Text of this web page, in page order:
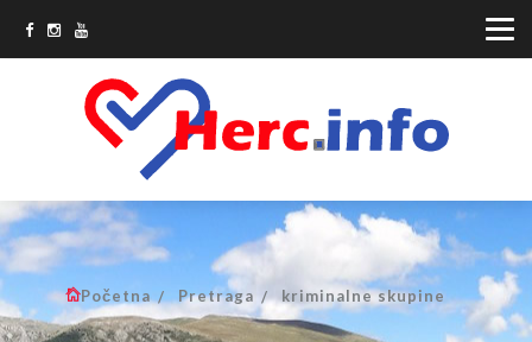
Početna Pretraga kriminalne skupine